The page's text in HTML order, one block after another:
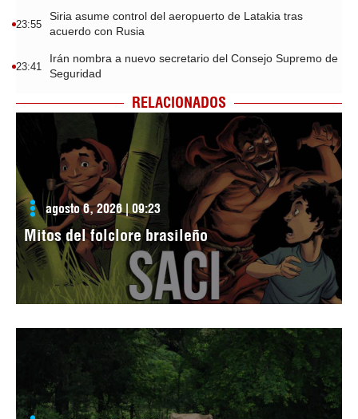
23:55
Siria asume control del aeropuerto de Latakia tras
acuerdo con Rusia
23:41
Irán nombra a nuevo secretario del Consejo Supremo de
Seguridad
RELACIONADOS
agosto 6, 2026 | 09:23
Mitos del folclore brasileño